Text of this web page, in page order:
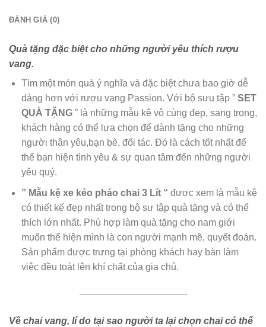
ĐÁNH GIÁ (0)
Quà tặng đặc biệt cho những người yêu thích rượu
vang.
Tìm một món quà ý nghĩa và đặc biệt chưa bao giờ dễ
dàng hơn với rượu vang Passion. Với bộ sưu tập ” SET
QUÀ TẶNG” là những mẫu kệ vô cùng đẹp, sang trọng,
khách hàng có thể lựa chọn để dành tặng cho những
người thân yêu,bạn bè, đối tác. Đó là cách tốt nhất để
thể bạn hiện tình yêu & sự quan tâm đến những người
yêu quý.
” Mẫu kệ xe kéo pháo chai 3 Lít “ được xem là mẫu kệ
có thiết kế đẹp nhất trong bộ sư tập quà tặng và có thể
thích lớn nhất. Phù hợp làm quà tặng cho nam giới
muốn thể hiện mình là con người mạnh mẽ, quyết đoán.
Sản phẩm được trưng tại phòng khách hay bàn làm
việc đều toát lên khí chất của gia chủ.
———————————-
Về chai vang, lí do tại sao người ta lại chọn chai có thể